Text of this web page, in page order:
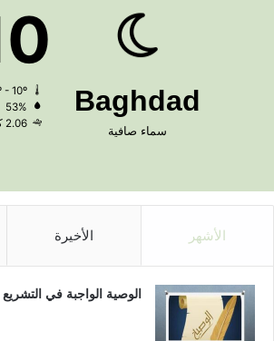
Baghdad
سماء صافية
53%
2.06 كيلومتر/ساعة
الأشهر الأخيرة
الوصية الواجبة في